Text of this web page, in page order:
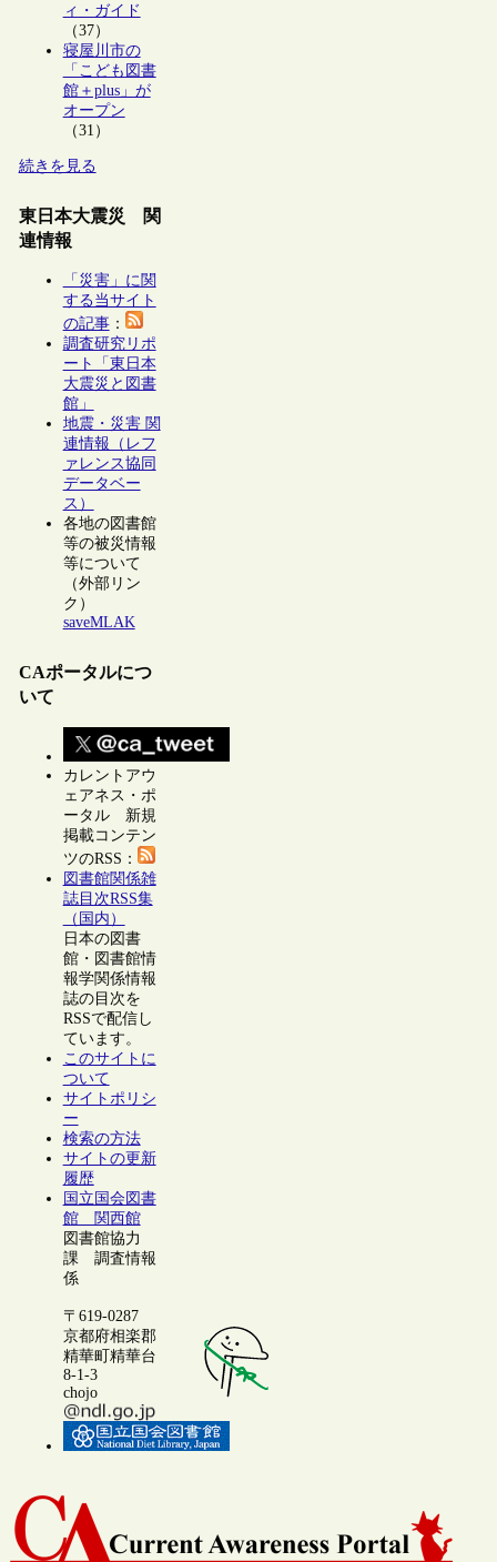
ィ・ガイド
（37）
寝屋川市の
「こども図書
館＋plus」が
オープン
（31）
続きを見る
東日本大震災 関
連情報
「災害」に関
する当サイト
の記事：
調査研究リポ
ート「東日本
大震災と図書
館」
地震・災害 関
連情報（レフ
ァレンス協同
データベー
ス）
各地の図書館
等の被災情報
等について
（外部リン
ク）
saveMLAK
CAポータルにつ
いて
カレントアウ
ェアネス・ポ
ータル 新規
掲載コンテン
ツのRSS：
図書館関係雑
誌目次RSS集
（国内）
日本の図書
館・図書館情
報学関係情報
誌の目次を
RSSで配信し
ています。
このサイトに
ついて
サイトポリシ
ー
検索の方法
サイトの更新
履歴
国立国会図書
館 関西館
図書館協力
課 調査情報
係
〒619-0287
京都府相楽郡
精華町精華台
8-1-3
chojo